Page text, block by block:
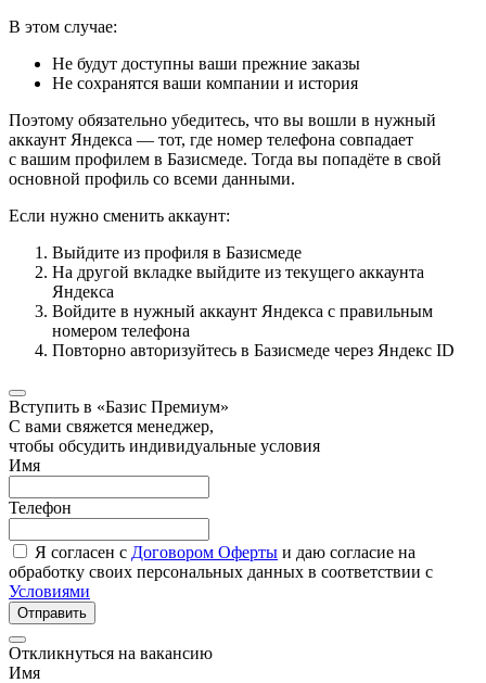
В этом случае:
Не будут доступны ваши прежние заказы
Не сохранятся ваши компании и история
Поэтому обязательно убедитесь, что вы вошли в нужный
аккаунт Яндекса — тот, где номер телефона совпадает
с вашим профилем в Базисмеде. Тогда вы попадёте в свой
основной профиль со всеми данными.
Если нужно сменить аккаунт:
Выйдите из профиля в Базисмеде
На другой вкладке выйдите из текущего аккаунта
Яндекса
Войдите в нужный аккаунт Яндекса с правильным
номером телефона
Повторно авторизуйтесь в Базисмеде через Яндекс ID
Вступить в «Базис Премиум»
С вами свяжется менеджер,
чтобы обсудить индивидуальные условия
Имя
Телефон
Я согласен с Договором Оферты и даю согласие на
обработку своих персональных данных в соответствии с
Условиями
Отправить
Откликнуться на вакансию
Имя